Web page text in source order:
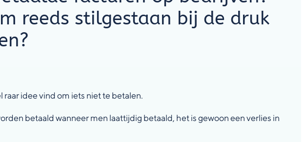
reeds stilgestaan bij de druk
idee vind om iets niet te betalen.
betaald wanneer men laattijdig betaald, het is gewoon een verlies in